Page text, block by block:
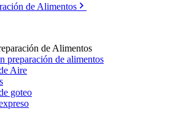
de Alimentos
de Alimentos
preparación de alimentos
Aire
goteo